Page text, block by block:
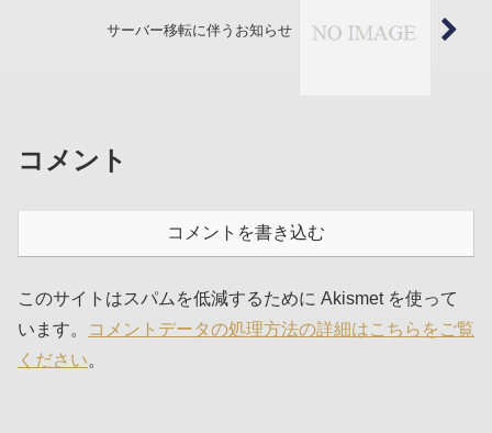
サーバー移転に伴うお知らせ
コメント
コメントを書き込む
このサイトはスパムを低減するために Akismet を使って
います。
コメントデータの処理方法の詳細はこちらをご覧
ください。